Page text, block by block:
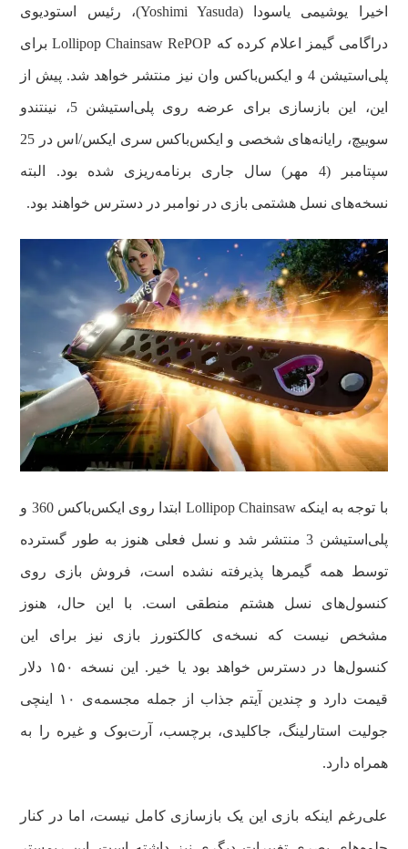
اخیرا یوشیمی یاسودا (Yoshimi Yasuda)، رئیس استودیوی
دراگامی گیمز اعلام کرده که Lollipop Chainsaw RePOP برای
پلی‌استیشن 4 و ایکس‌باکس وان نیز منتشر خواهد شد. پیش از
این، این بازسازی برای عرضه روی پلی‌استیشن 5، نینتندو
سوییچ، رایانه‌های شخصی و ایکس‌باکس سری ایکس/اس در 25
سپتامبر (4 مهر) سال جاری برنامه‌ریزی شده بود. البته
نسخه‌های نسل هشتمی بازی در نوامبر در دسترس خواهند بود.
با توجه به اینکه Lollipop Chainsaw ابتدا روی ایکس‌باکس 360 و
پلی‌استیشن 3 منتشر شد و نسل فعلی هنوز به طور گسترده
توسط همه گیمر‌ها پذیرفته نشده است، فروش بازی روی
کنسول‌های نسل هشتم منطقی است. با این حال، هنوز
مشخص نیست که نسخه‌ی کالکتورز بازی نیز برای این
کنسول‌ها در دسترس خواهد بود یا خیر. این نسخه ۱۵۰ دلار
قیمت دارد و چندین آیتم جذاب از جمله مجسمه‌ی ۱۰ اینچی
جولیت استارلینگ، جاکلیدی، برچسب، آرت‌بوک و غیره را به
همراه دارد.
علی‌رغم اینکه بازی این یک بازسازی کامل نیست، اما در کنار